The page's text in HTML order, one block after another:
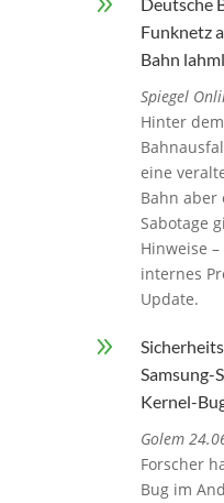
Funknetz
Bahn
Spiegel
Hinter
eine
Bahn aber
Sabotage
Hinweise
internes
Update.
9
Samsung-
Kernel-
Golem
Forscher
Bug im